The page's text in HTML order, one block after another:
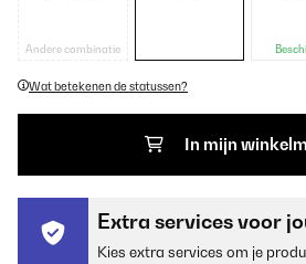
Andere combinatie
Wat betekenen de statussen?
In mijn
Extra services voor
Kies extra services om je